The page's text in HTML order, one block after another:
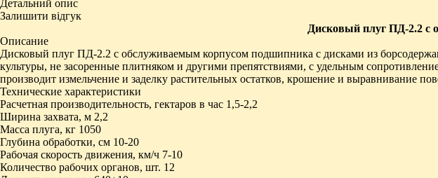
Детальний опис
Залишити відгук
Дисковый плуг ПД-2.2 с
Описание
Дисковый плуг ПД-2.2 с обслуживаемым корпусом подшипника c дисками из
культуры, не засоренные плитняком и другими препятствиями, с удельным
производит измельчение и заделку растительных остатков, крошение и выравнивание
Технические характеристики
Расчетная производительность, гектаров в час 1,5-2,2
Ширина захвата, м 2,2
Масса плуга, кг 1050
Глубина обработки, см 10-20
Рабочая скорость движения, км/ч 7-10
Количество рабочих органов, шт. 12